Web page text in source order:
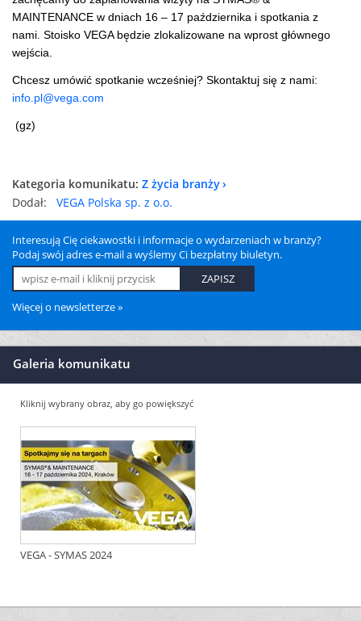
MAINTENANCE w dniach 16 – 17 października i spotkania z
nami. Stoisko VEGA będzie zlokalizowane na wprost głównego
wejścia.
Chcesz umówić spotkanie wcześniej? Skontaktuj się z nami:
info.pl@vega.com
(gz)
Kategoria komunikatu: Z życia branży
Dodał:
VEGA Polska sp. z o.o.
Interesują Cię ciekawostki i informacje o wydarzeniach w branży?
Podaj swój adres e-mail a wyślemy Ci bezpłatny biuletyn.
Więcej o newsletterze »
Galeria komunikatu
Kliknij wybrany obraz, aby go powiększyć
VEGA - SYMAS 2024